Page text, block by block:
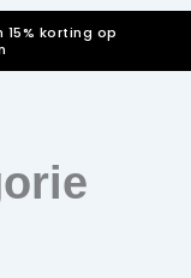
15% korting op